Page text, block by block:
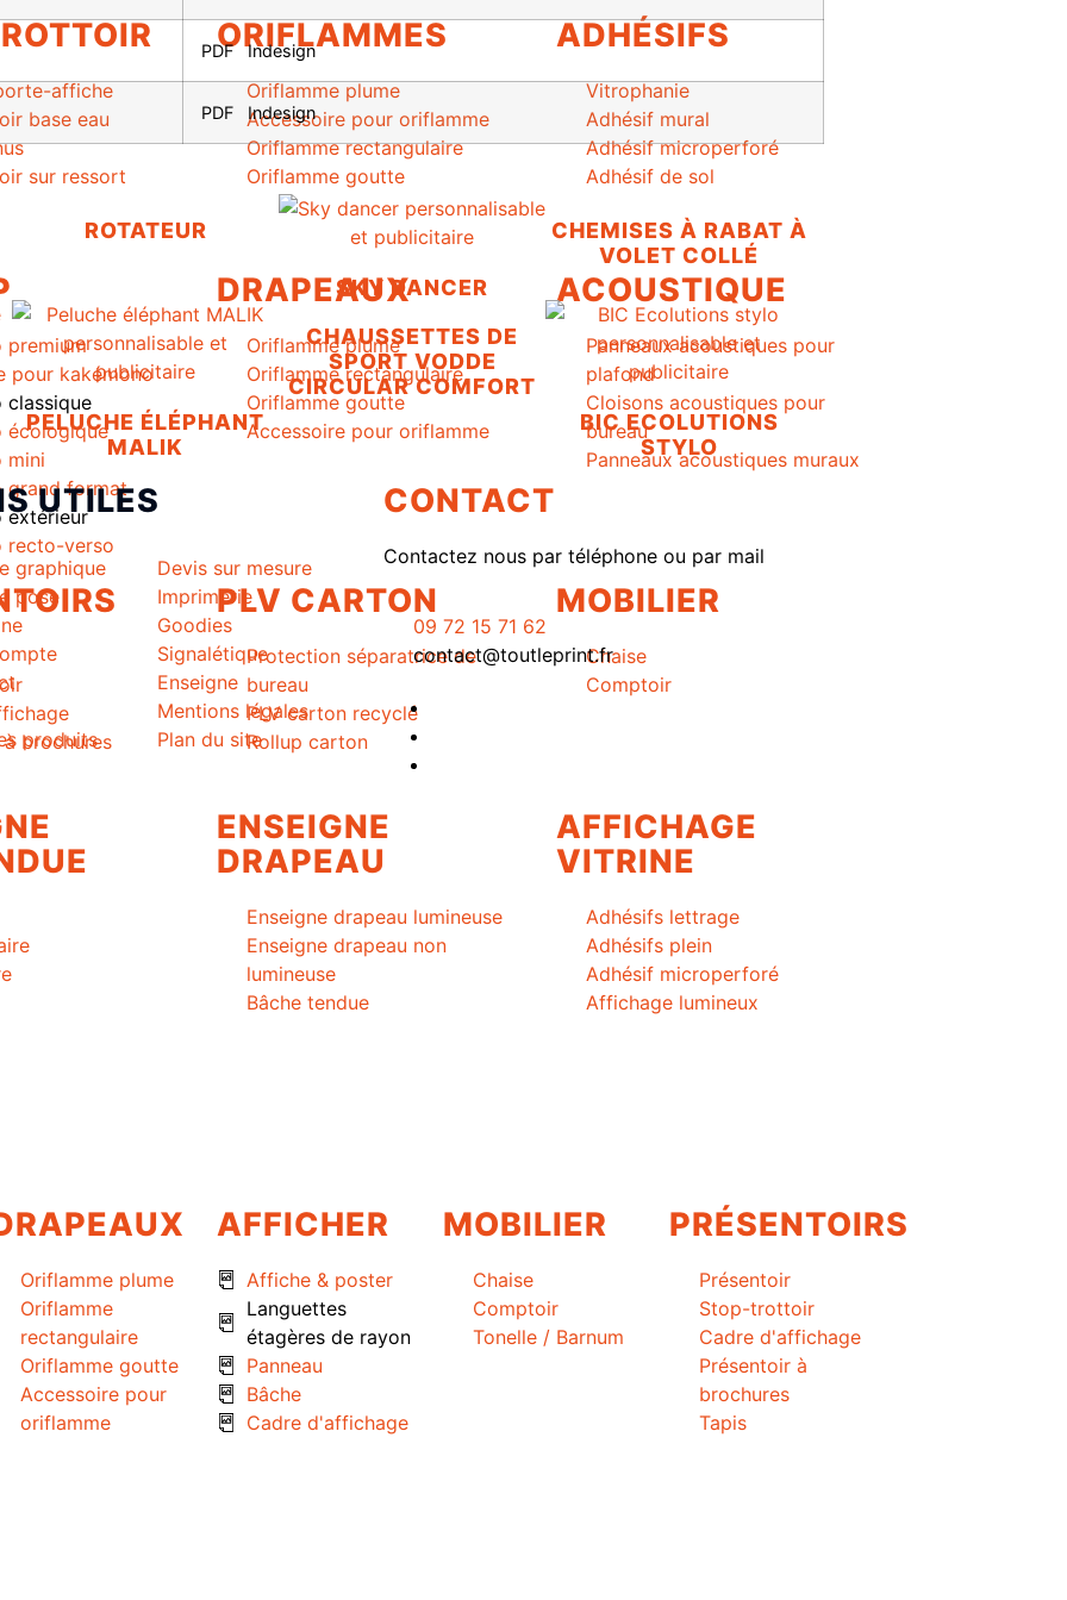
affiche
base eau
sur ressort
ORIFLAMMES
Oriflamme plume
Accessoire pour oriflamme
Oriflamme rectangulaire
Oriflamme goutte
ADHÉSIFS
Vitrophanie
Adhésif mural
Adhésif microperforé
Adhésif de sol
premium
pour kakémono
classique
écologique
mini
grand format
extérieur
recto-verso
DRAPEAUX
Oriflamme plume
Oriflamme rectangulaire
Oriflamme goutte
Accessoire pour oriflamme
ACOUSTIQUE
Panneaux acoustiques pour
plafond
Cloisons acoustiques pour
bureau
Panneaux acoustiques muraux
brochures
PLV CARTON
Protection séparatrice de
bureau
PLV carton recyclé
Rollup carton
MOBILIER
Chaise
Comptoir
ENSEIGNE
DRAPEAU
Enseigne drapeau lumineuse
Enseigne drapeau non
lumineuse
Bâche tendue
AFFICHAGE
VITRINE
Adhésifs lettrage
Adhésifs plein
Adhésif microperforé
Affichage lumineux
Oriflamme plume
Oriflamme
rectangulaire
Oriflamme goutte
Accessoire pour
oriflamme
AFFICHER
Affiche & poster
Languettes
étagères de rayon
Panneau
Bâche
Cadre d'affichage
MOBILIER
Chaise
Comptoir
Tonelle / Barnum
PRÉSENTOIRS
Présentoir
Stop-trottoir
Cadre d'affichage
Présentoir à
brochures
Tapis
PDFIndesign
PDF Indesign
ROTATEUR
SKY DANCER
CHEMISES À RABAT À
VOLET COLLÉ
PELUCHE ÉLÉPHANT
MALIK
CHAUSSETTES DE
SPORT VODDE
CIRCULAR COMFORT
BIC ECOLUTIONS
STYLO
UTILES
graphique
pose
produits
Devis sur mesure
Imprimerie
Goodies
Signalétique
Enseigne
Mentions légales
Plan du site
CONTACT
Contactez nous par téléphone ou par mail
09 72 15 71 62
contact@toutleprint.fr